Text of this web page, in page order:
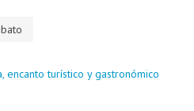
encanto turístico y gastronómico